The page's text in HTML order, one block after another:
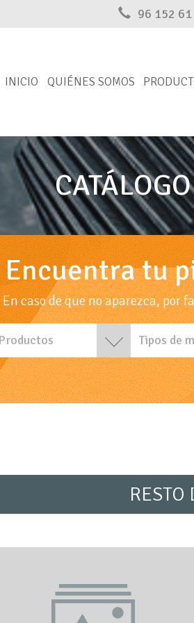
96 152
INICIO QUIÉNES SOMOS
CATÁLOGO
Encuentra tu
caso de que no aparezca, por
Productos Tipos de
RESTO